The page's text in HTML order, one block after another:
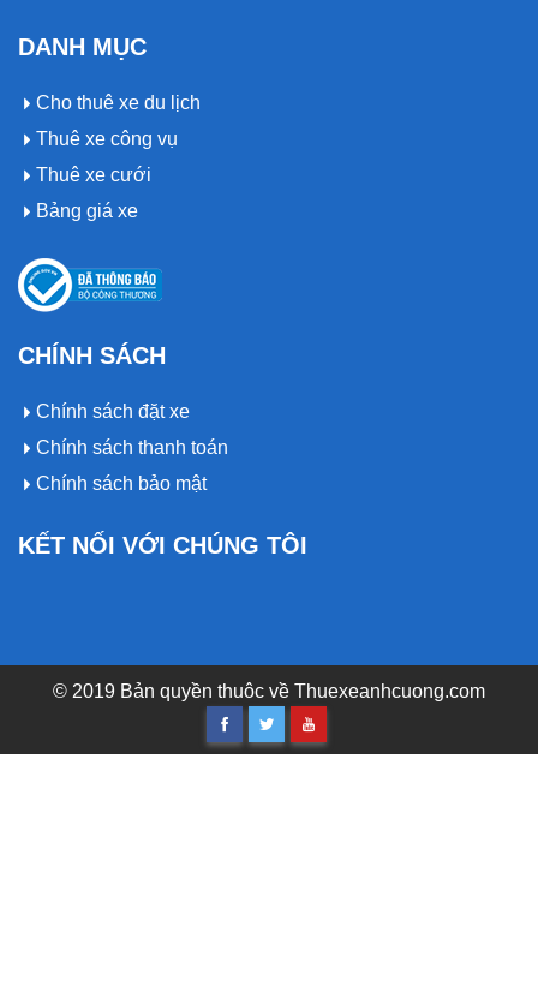
DANH MỤC
Cho thuê xe du lịch
Thuê xe công vụ
Thuê xe cưới
Bảng giá xe
CHÍNH SÁCH
Chính sách đặt xe
Chính sách thanh toán
Chính sách bảo mật
KẾT NỐI VỚI CHÚNG TÔI
© 2019 Bản quyền thuôc về Thuexeanhcuong.com